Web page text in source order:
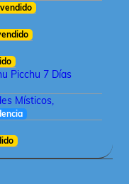
Picchu 7 Días
Místicos,